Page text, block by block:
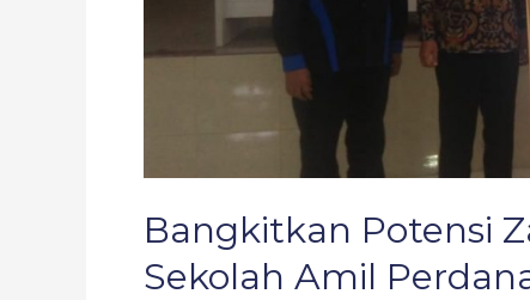
Bangkitkan Potensi
Sekolah Amil